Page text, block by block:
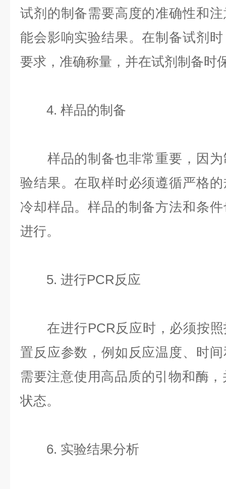
试剂的制备需要高度的准确性和
能会影响实验结果。在制备试剂
要求，准确称量，并在试剂制备时
4. 样品的制备
样品的制备也非常重要，因为
验结果。在取样时必须遵循严格
冷却样品。样品的制备方法和条
进行。
5. 进行PCR反应
在进行PCR反应时，必须按照
置反应参数，例如反应温度、时
需要注意使用高品质的引物和酶
状态。
6. 实验结果分析